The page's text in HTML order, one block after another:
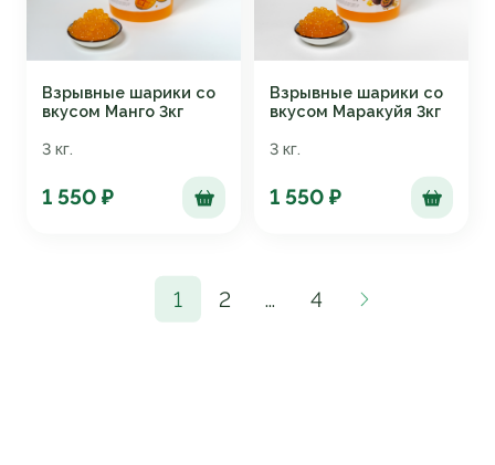
Взрывные шарики со
вкусом Манго 3кг
3 кг.
1 550 ₽
Взрывные шарики со
вкусом Маракуйя 3кг
3 кг.
1 550 ₽
1 2 ... 4